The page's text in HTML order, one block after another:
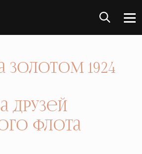
золотом 1924
друзей
флота